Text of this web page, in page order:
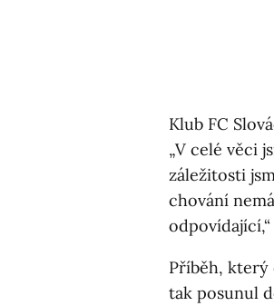
Klub FC
„V celé věci
záležitosti
chování
Příběh, který
tak posunul